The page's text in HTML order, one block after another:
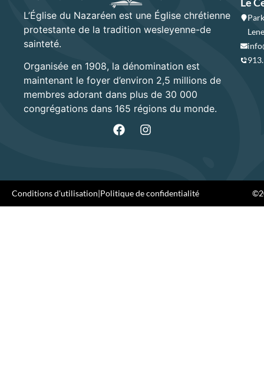
L’Église du Nazaréen est une Église chrétienne
protestante de la tradition wesleyenne-de
sainteté.
Organisée en 1908, la dénomination est
maintenant le foyer d’environ 2,5 millions de
membres adorant dans plus de 30 000
congrégations dans 165 régions du monde.
Conditions d'utilisation|Politique de confidentialité